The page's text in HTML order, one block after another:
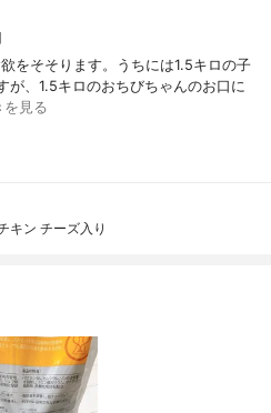
をそそります。うちには1.5キロの子
、1.5キロのおちびちゃんのお口に
を見る
キン チーズ入り